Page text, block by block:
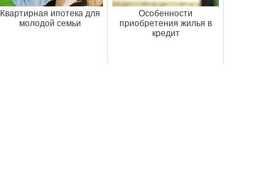
Квартирная ипотека для
молодой семьи
Особенности
приобретения жилья в
кредит